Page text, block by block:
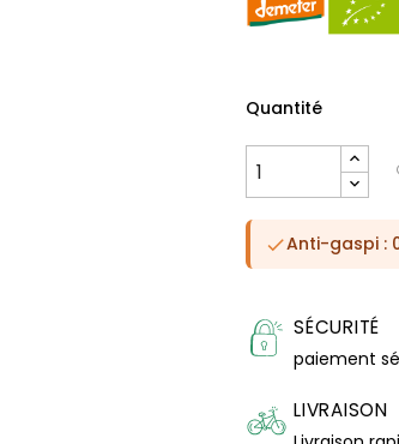
Quantité
Anti-gaspi :
SÉCURITÉ
paiement
LIVRAISON